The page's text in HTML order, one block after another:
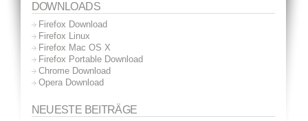
DOWNLOADS
Firefox Download
Firefox Linux
Firefox Mac OS X
Firefox Portable Download
Chrome Download
Opera Download
NEUESTE BEITRÄGE